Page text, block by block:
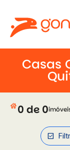
Casas
house0 de 0
check_box